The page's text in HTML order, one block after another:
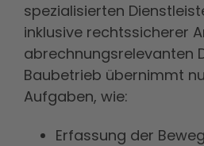
spezialisierten
inklusive rechtssicherer
abrechnungsrelevanten
Baubetrieb übernimmt
Aufgaben, wie:
Erfassung der